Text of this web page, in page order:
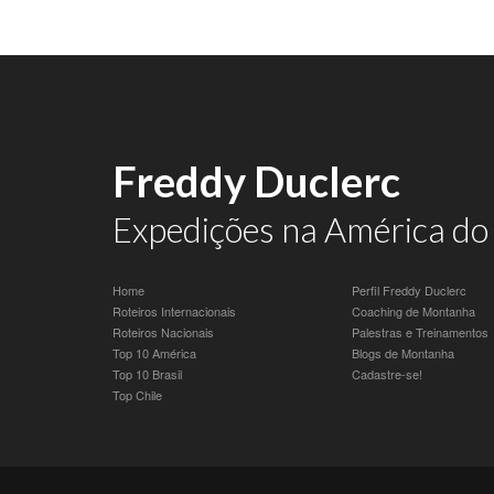
Freddy Duclerc
Expedições na América
Home
Roteiros Internacionais
Roteiros Nacionais
Top 10 América
Top 10 Brasil
Top Chile
Perfil Freddy Duclerc
Coaching de Montanha
Palestras e Treinamentos
Blogs de Montanha
Cadastre-se!